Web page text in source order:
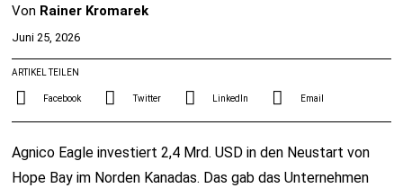
Von Rainer Kromarek
Juni 25, 2026
ARTIKEL TEILEN
Facebook Twitter LinkedIn Email
Agnico Eagle investiert 2,4 Mrd. USD in den Neustart von
Hope Bay im Norden Kanadas. Das gab das Unternehmen